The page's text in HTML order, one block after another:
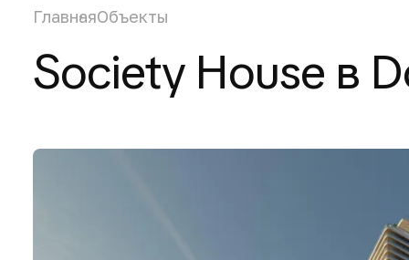
ГлавнаяОбъекты
Society House в